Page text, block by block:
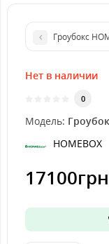
Гроубокс
Нет в наличии
0
Модель:
HOMEBOX
17100грн